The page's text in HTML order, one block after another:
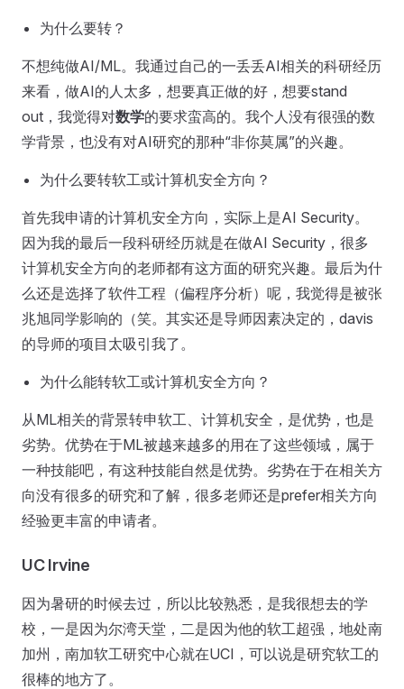
为什么要转？
不想纯做AI/ML。我通过自己的一丢丢AI相关的科研经历
来看，做AI的人太多，想要真正做的好，想要stand
out，我觉得对数学的要求蛮高的。我个人没有很强的数
学背景，也没有对AI研究的那种“非你莫属”的兴趣。
为什么要转软工或计算机安全方向？
首先我申请的计算机安全方向，实际上是AI Security。
因为我的最后一段科研经历就是在做AI Security，很多
计算机安全方向的老师都有这方面的研究兴趣。最后为什
么还是选择了软件工程（偏程序分析）呢，我觉得是被张
兆旭同学影响的（笑。其实还是导师因素决定的，davis
的导师的项目太吸引我了。
为什么能转软工或计算机安全方向？
从ML相关的背景转申软工、计算机安全，是优势，也是
劣势。优势在于ML被越来越多的用在了这些领域，属于
一种技能吧，有这种技能自然是优势。劣势在于在相关方
向没有很多的研究和了解，很多老师还是prefer相关方向
经验更丰富的申请者。
UC Irvine
因为暑研的时候去过，所以比较熟悉，是我很想去的学
校，一是因为尔湾天堂，二是因为他的软工超强，地处南
加州，南加软工研究中心就在UCI，可以说是研究软工的
很棒的地方了。